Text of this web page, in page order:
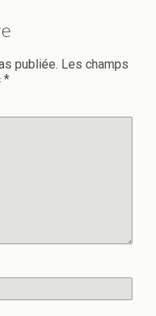
publiée. Les champs
*